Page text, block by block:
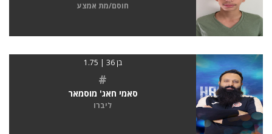
חוסם/מת אמצע
בן 36 | 1.75
#
סאמי חאג' מוסמאר
ליברו